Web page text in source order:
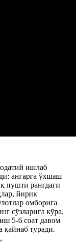
ишлаб
ангарга ўхшаш
пушти рангдаги
йирик
омборига
сўзларига кўра,
5-6 соат давом
туради.